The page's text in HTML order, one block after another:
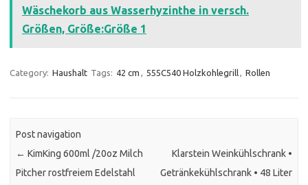
Wäschekorb aus Wasserhyzinthe in versch.
Größen, Größe:Größe 1
Category: Haushalt Tags: 42 cm , 555C540 Holzkohlegrill, Rollen
Post navigation
← KimKing 600ml /20oz Milch
Pitcher rostfreiem Edelstahl
Klarstein Weinkühlschrank •
Getränkekühlschrank • 48 Liter